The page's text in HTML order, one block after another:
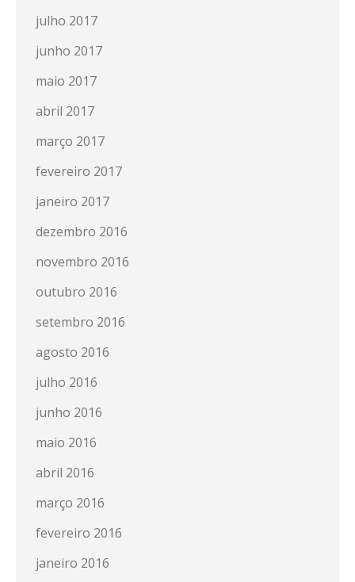
julho 2017
junho 2017
maio 2017
abril 2017
março 2017
fevereiro 2017
janeiro 2017
dezembro 2016
novembro 2016
outubro 2016
setembro 2016
agosto 2016
julho 2016
junho 2016
maio 2016
abril 2016
março 2016
fevereiro 2016
janeiro 2016